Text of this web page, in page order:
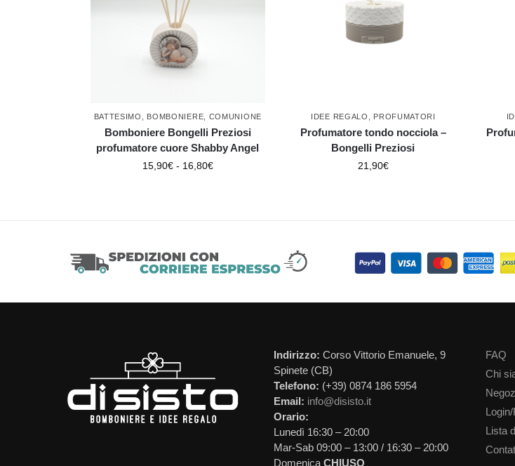
BATTESIMO BOMBONIERE COMUNIONE
Bomboniere Bongelli Preziosi
profumatore cuore Shabby Angel
15,90€ - 16,80€
IDEE REGALO PROFUMATORI
Profumatore tondo nocciola –
Bongelli Preziosi
21,90€
Indirizzo: Corso Vittorio Emanuele, 9
Spinete (CB)
Telefono: (+39) 0874 186 5954
Email: info@disisto.it
Orario:
Lunedì 16:30 – 20:00
Mar-Sab 09:00 – 13:00 / 16:30 – 20:00
Domenica CHIUSO
FAQ
Chi
Lista